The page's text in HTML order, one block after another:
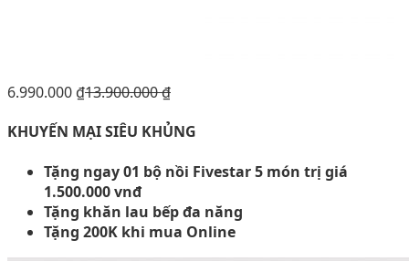
6.990.000 ₫13.900.000₫
KHUYẾN MẠI SIÊU KHỦNG
Tặng ngay 01 bộ nồi Fivestar 5 món trị giá
1.500.000 vnđ
Tặng khăn lau bếp đa năng
Tặng 200K khi mua Online